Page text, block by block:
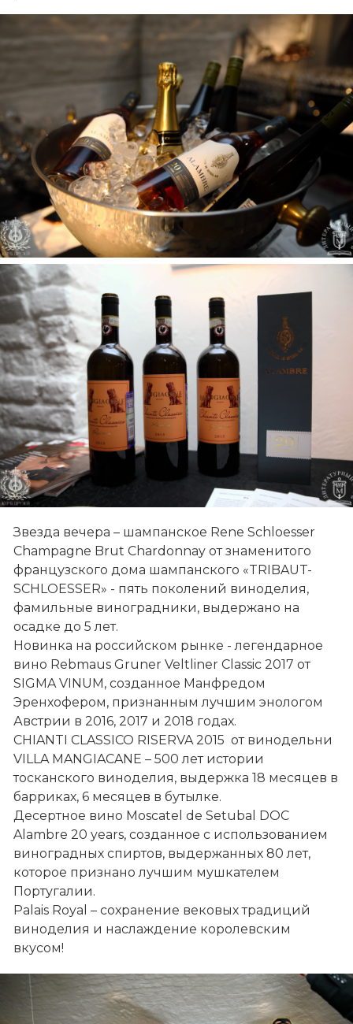
Звезда вечера – шампанское Rene Schloesser
Champagne Brut Chardonnay от знаменитого
французского дома шампанского «TRIBAUT-
SCHLOESSER» - пять поколений виноделия,
фамильные виноградники, выдержано на
осадке до 5 лет.
Новинка на российском рынке - легендарное
вино Rebmaus Gruner Veltliner Classic 2017 от
SIGMA VINUM, созданное Манфредом
Эренхофером, признанным лучшим энологом
Австрии в 2016, 2017 и 2018 годах.
CHIANTI CLASSICO RISERVA 2015  от винодельни
VILLA MANGIACANE – 500 лет истории
тосканского виноделия, выдержка 18 месяцев в
барриках, 6 месяцев в бутылке.
Десертное вино Moscatel de Setubal DOC
Alambre 20 years, созданное с использованием
виноградных спиртов, выдержанных 80 лет,
которое признано лучшим мушкателем
Португалии.
Palais Royal – сохранение вековых традиций
виноделия и наслаждение королевским
вкусом!